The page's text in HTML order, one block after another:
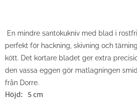
En mindre santokukniv med blad i
perfekt för hackning, skivning och
kött. Det kortare bladet ger extra
den vassa eggen gör matlagningen
från Dorre.
Höjd: 5 cm